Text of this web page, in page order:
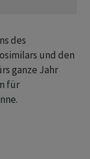
des
und den
ganze Jahr
für